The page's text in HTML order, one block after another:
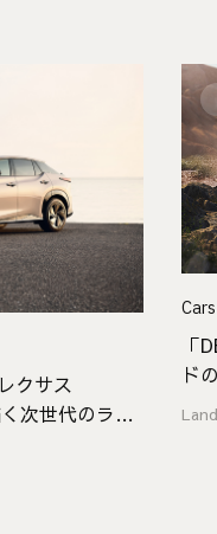
クサス
次世代のラグ
Cars
「
ド